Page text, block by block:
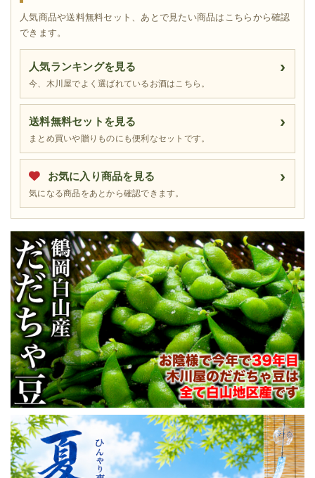
人気商品や送料無料セット、あとで見たい商品はこちらから確認
できます。
人気ランキングを見る
今、木川屋でよく選ばれているお酒はこちら。
送料無料セットを見る
まとめ買いや贈りものにも便利なセットです。
お気に入り商品を見る
気になる商品をあとから確認できます。